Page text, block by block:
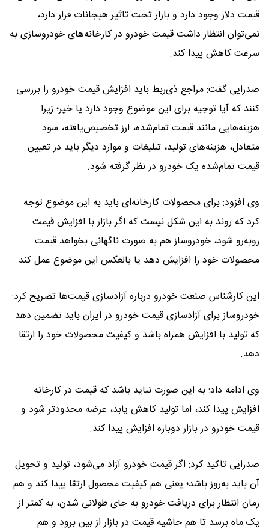
قیمت دلار وجود دارد و بازار تحت تاثیر هیجانات قرار دارد،
نمی‌توان انتظار داشت قیمت خودرو در کارخانه‌های خودروسازی به
سرعت کاهش پیدا کند.
صدرایی گفت: مراجع ذی‌ربط باید افزایش قیمت خودرو را بررسی
کنند که آیا توجیه برای این موضوع وجود دارد یا خیر؛ زیرا
هزینه‌هایی مانند قیمت تمام‌شده، ارز تخصیص‌یافته، سود
متعادل، هزینه‌های تولید، تبلیغات و موارد دیگر باید در تعیین
قیمت تمام‌شده یک خودرو در نظر گرفته شود.
وی افزود: برای محصولات کارخانه‌ای باید به این موضوع توجه
کرد که روند به این شکل نیست که اگر بازار با افزایش قیمت
روبه‌رو شود، خودروساز هم به صورت ناگهانی بخواهد قیمت
محصولات خود را افزایش دهد یا بالعکس این موضوع عمل کند.
این کارشناس صنعت خودرو درباره آزادسازی قیمت‌ها تصریح کرد:
خودروساز برای آزادسازی قیمت خودرو در ایران باید تضمین دهد
که تولید با افزایش همراه باشد و کیفیت محصولات خود را ارتقا
دهد.
وی ادامه داد: به این صورت نباید باشد که قیمت در کارخانه
افزایش پیدا کند، اما تولید کاهش یابد، عرضه محدودتر شود و
قیمت خودرو در بازار دوباره افزایش پیدا کند.
صدرایی تاکید کرد: اگر قیمت خودرو آزاد می‌شود، تولید و تحویل
آن باید به‌روز باشد؛ یعنی هم کیفیت محصول ارتقا پیدا کند و هم
زمان انتظار برای دریافت خودرو به جای طولانی شدن، به کمتر از
یک ماه برسد تا هم حاشیه قیمت در بازار از بین برود و هم